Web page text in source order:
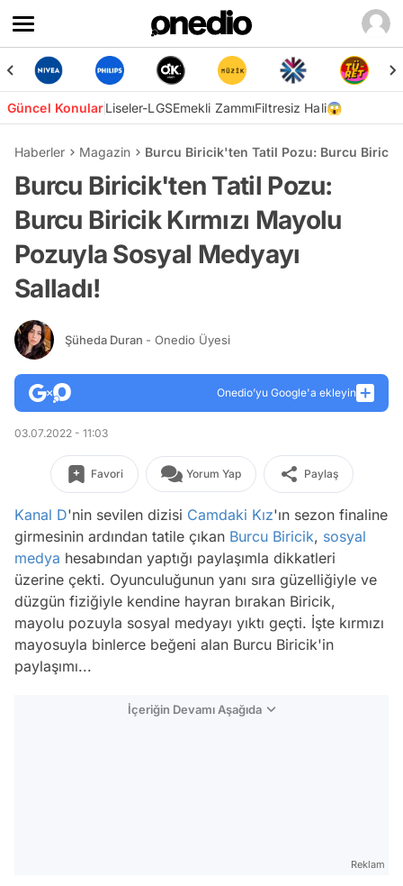
Güncel KonularLiseler-LGSEmekli ZammıFiltresiz Hali😱
Haberler Magazin Burcu Biricik'ten Tatil Pozu: Burcu Biricik
Burcu Biricik'ten Tatil Pozu:
Burcu Biricik Kırmızı Mayolu
Pozuyla Sosyal Medyayı
Salladı!
Şüheda Duran - Onedio Üyesi
Onedio’yu Google'a ekleyin
03.07.2022 - 11:03
Favori Yorum Yap Paylaş
Kanal D'nin sevilen dizisi Camdaki Kız'ın sezon finaline
girmesinin ardından tatile çıkan Burcu Biricik, sosyal
medya hesabından yaptığı paylaşımla dikkatleri
üzerine çekti. Oyunculuğunun yanı sıra güzelliğiyle ve
düzgün fiziğiyle kendine hayran bırakan Biricik,
mayolu pozuyla sosyal medyayı yıktı geçti. İşte kırmızı
mayosuyla binlerce beğeni alan Burcu Biricik'in
paylaşımı...
İçeriğin Devamı Aşağıda
Reklam